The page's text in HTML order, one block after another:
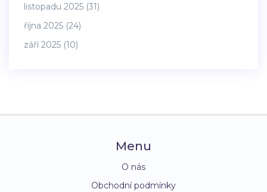
listopadu 2025 (31)
října 2025 (24)
září 2025 (10)
Menu
O nás
Obchodní podmínky